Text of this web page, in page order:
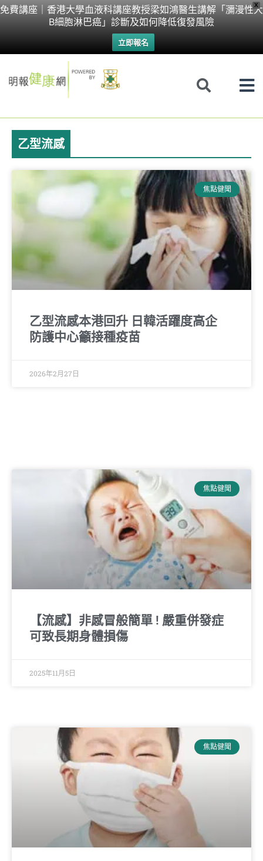
X
免費講座｜香港大學血液科講座教授梁如鴻醫生講解「瀰漫性大
B細胞淋巴癌」診斷及如何降低復發風險
立即報名
Skip
乙型流感
焦點健聞
乙型流感本港回升 日韓活躍度高企
防護中心籲接種疫苗
2026年2月27日
焦點健聞
【流感】非感冒般簡單 ! 嚴重併發症
可致長期身體損傷
2025年11月5日
焦點健聞